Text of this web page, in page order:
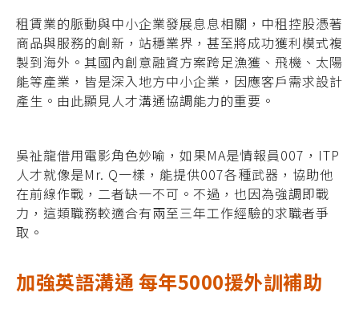
租賃業的脈動與中小企業發展息息相關，中租控股憑著
商品與服務的創新，站穩業界，甚至將成功獲利模式複
製到海外。其國內創意融資方案跨足漁獲、飛機、太陽
能等產業，皆是深入地方中小企業，因應客戶需求設計
產生。 由此顯見人才溝通協調能力的重要。
吳祉龍借用電影角色妙喻，如果MA是情報員007，ITP
人才就像是Mr. Q一樣，能提供007各種武器，協助他
在前線作戰，二者缺一不可。不過，也因為強調即戰
力，這類職務較適合有兩至三年工作經驗的求職者爭
取。
加強英語溝通 每年5000援外訓補助